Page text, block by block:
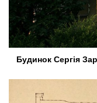
Будинок Сергія